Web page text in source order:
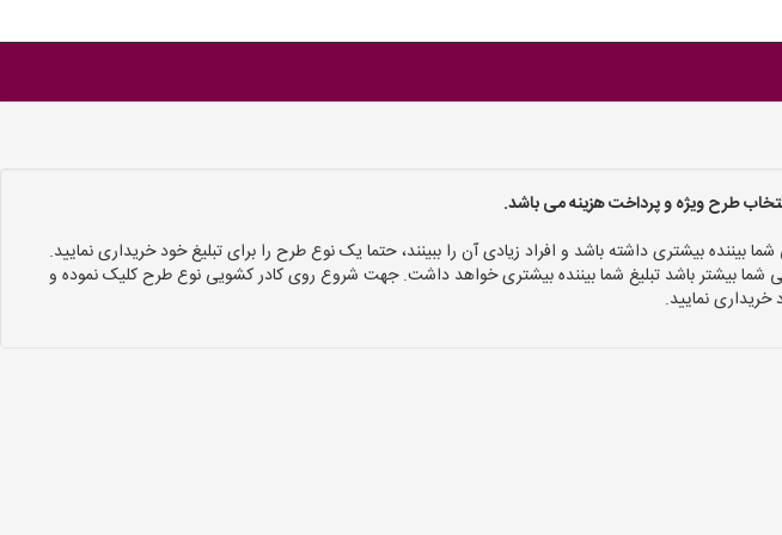
طرح ویژه و پرداخت هزینه می باشد.
شما بیننده بیشتری داشته باشد و افراد زیادی آن را ببینند، حتما یک نوع طرح را برای تبلیغ خود خریداری نمایید.
شما بیشتر باشد تبلیغ شما بیننده بیشتری خواهد داشت. جهت شروع روی کادر کشویی نوع طرح کلیک نموده و
نمایید.